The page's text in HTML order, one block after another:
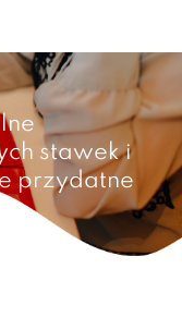
stawek i
przydatne